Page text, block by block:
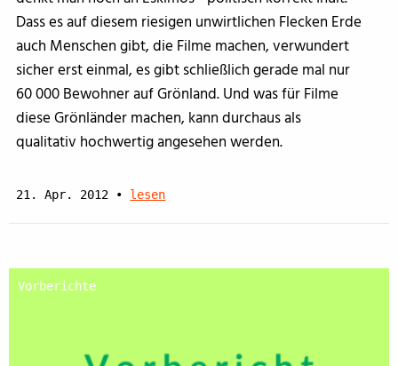
Dass es auf diesem riesigen unwirtlichen Flecken Erde
auch Menschen gibt, die Filme machen, verwundert
sicher erst einmal, es gibt schließlich gerade mal nur
60 000 Bewohner auf Grönland. Und was für Filme
diese Grönländer machen, kann durchaus als
qualitativ hochwertig angesehen werden.
21. Apr. 2012 • lesen
Vorberichte